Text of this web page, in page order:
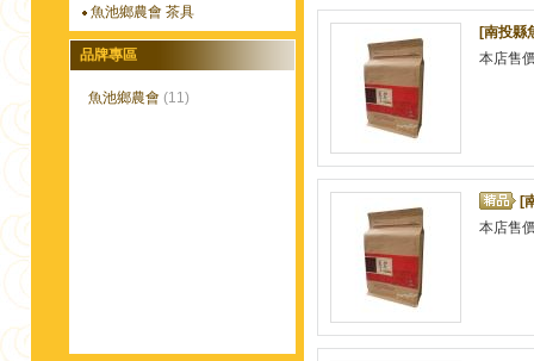
魚池鄉農會 茶具
品牌專區
魚池鄉農會 (11)
[南投縣
本店售
[
本店售